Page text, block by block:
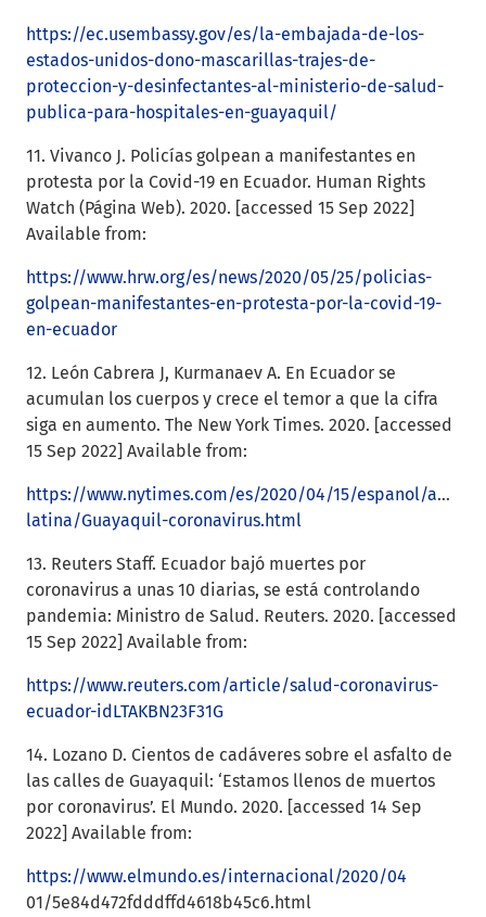
https://ec.usembassy.gov/es/la-embajada-de-los-
estados-unidos-dono-mascarillas-trajes-de-
proteccion-y-desinfectantes-al-ministerio-de-salud-
publica-para-hospitales-en-guayaquil/
11. Vivanco J. Policías golpean a manifestantes en
protesta por la Covid-19 en Ecuador. Human Rights
Watch (Página Web). 2020. [accessed 15 Sep 2022]
Available from:
https://www.hrw.org/es/news/2020/05/25/policias-
golpean-manifestantes-en-protesta-por-la-covid-19-
en-ecuador
12. León Cabrera J, Kurmanaev A. En Ecuador se
acumulan los cuerpos y crece el temor a que la cifra
siga en aumento. The New York Times. 2020. [accessed
15 Sep 2022] Available from:
https://www.nytimes.com/es/2020/04/15/espanol/
latina/Guayaquil-coronavirus.html
13. Reuters Staff. Ecuador bajó muertes por
coronavirus a unas 10 diarias, se está controlando
pandemia: Ministro de Salud. Reuters. 2020. [accessed
15 Sep 2022] Available from:
https://www.reuters.com/article/salud-coronavirus-
ecuador-idLTAKBN23F31G
14. Lozano D. Cientos de cadáveres sobre el asfalto de
las calles de Guayaquil: ‘Estamos llenos de muertos
por coronavirus’. El Mundo. 2020. [accessed 14 Sep
2022] Available from:
https://www.elmundo.es/internacional/2020/04
01/5e84d472fdddffd4618b45c6.html